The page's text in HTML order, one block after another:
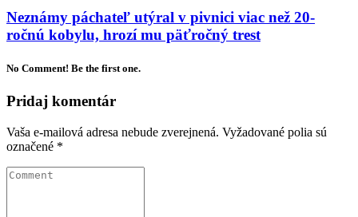
Neznámy páchateľ utýral v pivnici viac než 20-
ročnú kobylu, hrozí mu päťročný trest
No Comment! Be the first one.
Pridaj komentár
Vaša e-mailová adresa nebude zverejnená. Vyžadované polia sú
označené *